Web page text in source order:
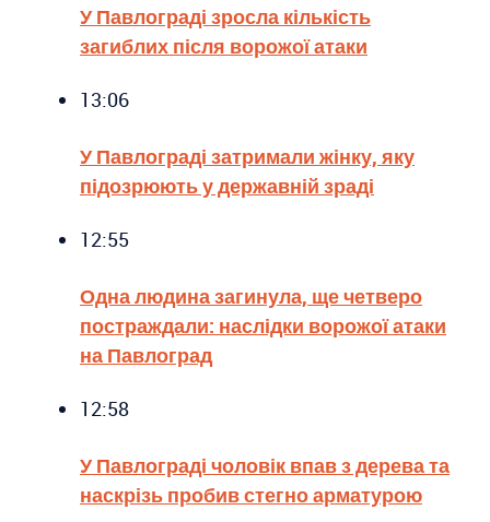
У Павлограді зросла кількість
загиблих після ворожої атаки
13:06
У Павлограді затримали жінку, яку
підозрюють у державній зраді
12:55
Одна людина загинула, ще четверо
постраждали: наслідки ворожої атаки
на Павлоград
12:58
У Павлограді чоловік впав з дерева та
наскрізь пробив стегно арматурою